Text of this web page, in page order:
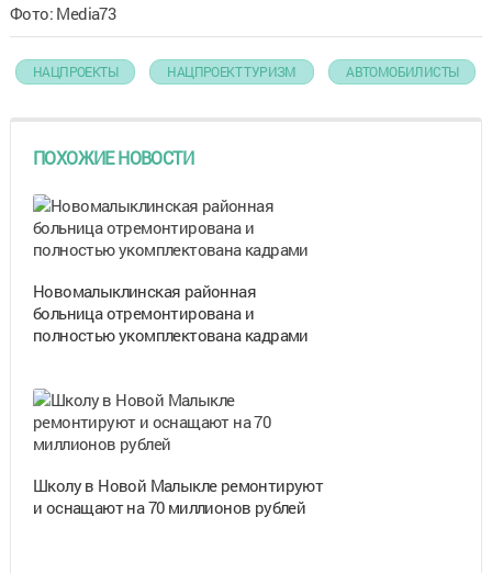
Фото: Media73
НАЦПРОЕКТЫ НАЦПРОЕКТ ТУРИЗМ АВТОМОБИЛИСТЫ
ПОХОЖИЕ НОВОСТИ
Новомалыклинская районная
больница отремонтирована и
полностью укомплектована кадрами
Школу в Новой Малыкле ремонтируют
и оснащают на 70 миллионов рублей